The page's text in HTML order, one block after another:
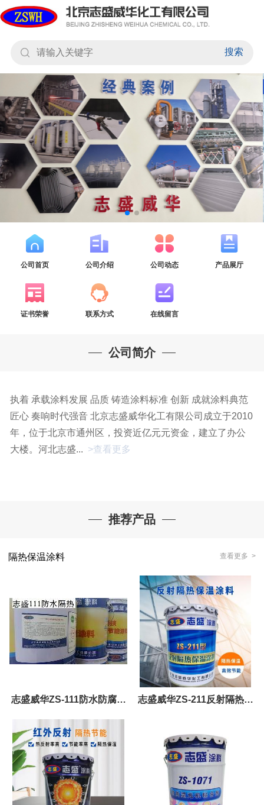
搜索
公司首页 公司介绍 公司动态 产品展厅
证书荣誉 联系方式 在线留言
公司简介
执着 承载涂料发展 品质 铸造涂料标准 创新 成就涂料典范
匠心 奏响时代强音 北京志盛威华化工有限公司成立于2010
年，位于北京市通州区，投资近亿元元资金，建立了办公
大楼。河北志盛... >查看更多
推荐产品
隔热保温涂料 查看更多 >
志盛威华ZS-111防水防腐隔
热保温涂料
志盛威华ZS-211反射隔热保